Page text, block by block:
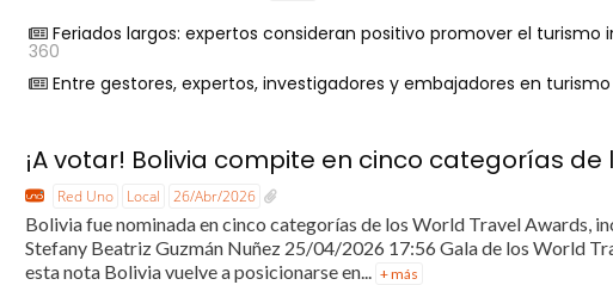
Feriados largos: expertos consideran positivo promover el
360
Entre gestores, expertos, investigadores y embajadores en turismo
¡A votar! Bolivia compite en cinco categorías de
Red Uno Local 26/Abr/2026
Bolivia fue nominada en cinco categorías de los World Travel Awards,
Stefany Beatriz Guzmán Nuñez 25/04/2026 17:56 Gala de los World
esta nota Bolivia vuelve a posicionarse en... + más